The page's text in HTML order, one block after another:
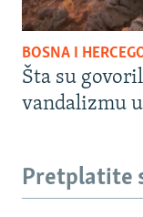
BOSNA I
Šta su
vandalizmu
Pretplatite